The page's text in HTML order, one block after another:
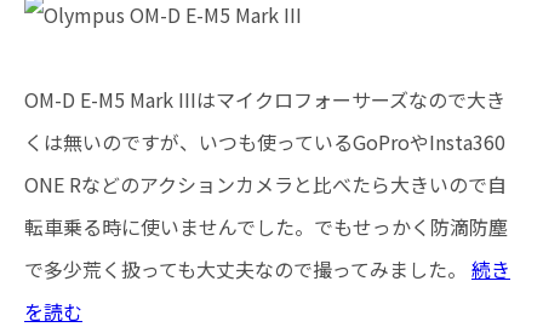
OM-D E-M5 Mark IIIはマイクロフォーサーズなので大き
くは無いのですが、いつも使っているGoProやInsta360
ONE Rなどのアクションカメラと比べたら大きいので自
転車乗る時に使いませんでした。でもせっかく防滴防塵
で多少荒く扱っても大丈夫なので撮ってみました。 続き
を読む